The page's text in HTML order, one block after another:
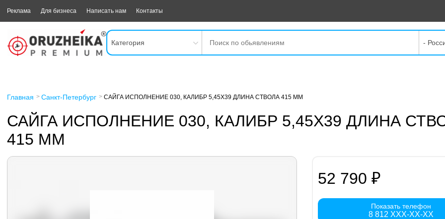
Реклама Для бизнеса Написать нам Контакты
Категория -
Главная Санкт-Петербург САЙГА ИСПОЛНЕНИЕ 030, КАЛИБР 5,45Х39 ДЛИНА СТВОЛА 415 ММ
САЙГА ИСПОЛНЕНИЕ 030, КАЛИБР 5,45Х39 ДЛИНА
415 ММ
52 790 ₽
Показать телефон
8 812 XXX-XX-XX